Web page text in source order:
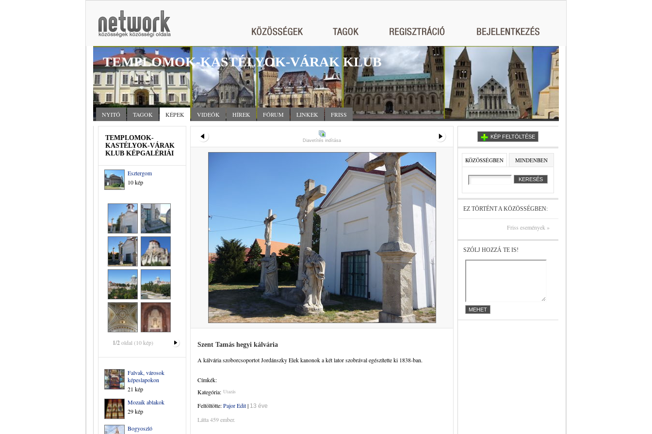
TEMPLOMOK-KASTÉLYOK-VÁRAK KLUB
NYITÓ TAGOK KÉPEK VIDEÓK HÍREK FÓRUM LINKEK FRISS
TEMPLOMOK-
KASTÉLYOK-VÁRAK
KLUB KÉPGALÉRIÁI
Esztergom
10 kép
1/2oldal (10 kép)
Falvak, városok
képeslapokon
21 kép
Mozaik ablakok
29 kép
Bogyoszló
Diavetítés indítása
Szent Tamás hegyi kálvária
A kálvária szoborcsoportot Jordánszky Elek kanonok a két lator szobrával egészítette ki 1838-ban.
Címkék:
Kategória: Utazás
Feltöltötte:Pajor Edit| 13 éve
Látta 459 ember.
KÉP FELTÖLTÉSE
KÖZÖSSÉGBEN MINDENBEN
EZ TÖRTÉNT A KÖZÖSSÉGBEN:
Friss események »
SZÓLJ HOZZÁ TE IS!